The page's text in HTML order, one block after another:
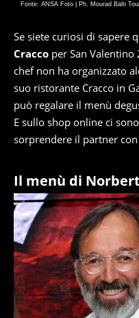
Fonte: ANSA Foto | Ph. Mourad Balti
Se siete curiosi di sapere
Cracco per San
chef non ha organizzato
suo ristorante Cracco in
può regalare il menù
E sullo shop online ci sono
sorprendere il partner
Il menù di